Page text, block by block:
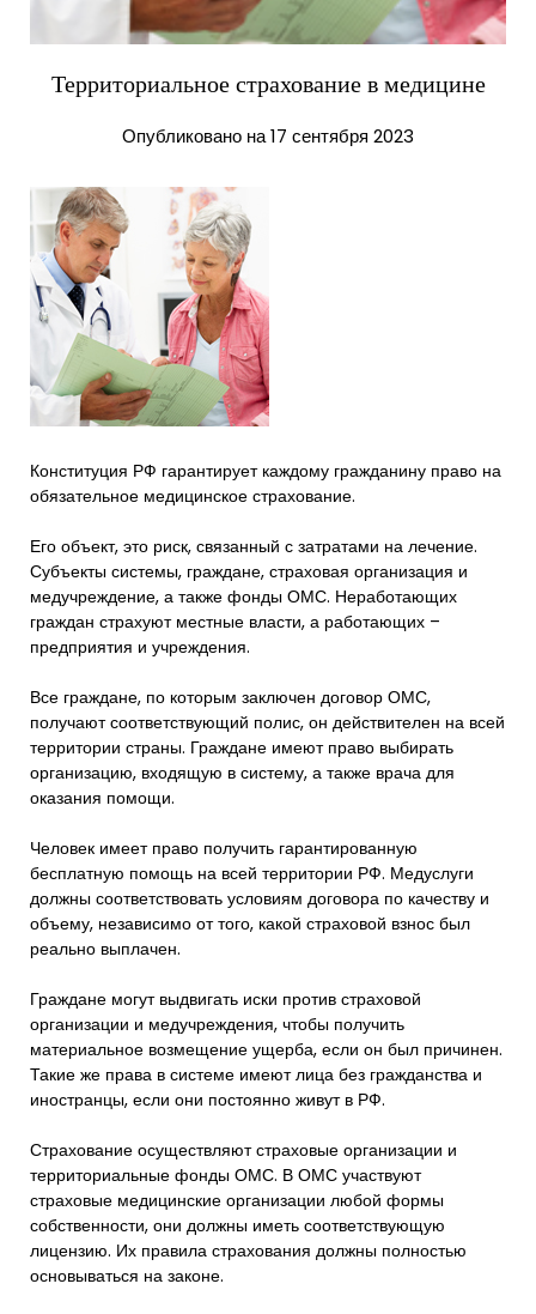
Территориальное страхование в медицине
Опубликовано на 17 сентября 2023
Конституция РФ гарантирует каждому гражданину право на
обязательное медицинское страхование.
Его объект, это риск, связанный с затратами на лечение.
Субъекты системы, граждане, страховая организация и
медучреждение, а также фонды ОМС. Неработающих
граждан страхуют местные власти, а работающих –
предприятия и учреждения.
Все граждане, по которым заключен договор ОМС,
получают соответствующий полис, он действителен на всей
территории страны. Граждане имеют право выбирать
организацию, входящую в систему, а также врача для
оказания помощи.
Человек имеет право получить гарантированную
бесплатную помощь на всей территории РФ. Медуслуги
должны соответствовать условиям договора по качеству и
объему, независимо от того, какой страховой взнос был
реально выплачен.
Граждане могут выдвигать иски против страховой
организации и медучреждения, чтобы получить
материальное возмещение ущерба, если он был причинен.
Такие же права в системе имеют лица без гражданства и
иностранцы, если они постоянно живут в РФ.
Страхование осуществляют страховые организации и
территориальные фонды ОМС. В ОМС участвуют
страховые медицинские организации любой формы
собственности, они должны иметь соответствующую
лицензию. Их правила страхования должны полностью
основываться на законе.